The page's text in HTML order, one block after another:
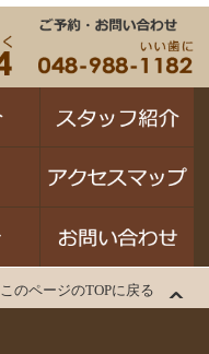
このページのTOPに戻る